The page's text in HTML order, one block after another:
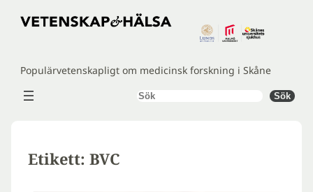
Hoppa
Populärvetenskapligt om medicinsk forskning i Skåne
Sök Sök
Etikett: BVC